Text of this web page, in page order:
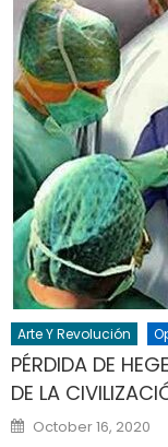
Arte Y Revolución
PÉRDIDA DE
DE LA
Posted
on
October 16, 2020